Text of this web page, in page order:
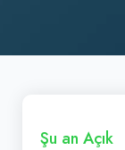
Şu an Açık